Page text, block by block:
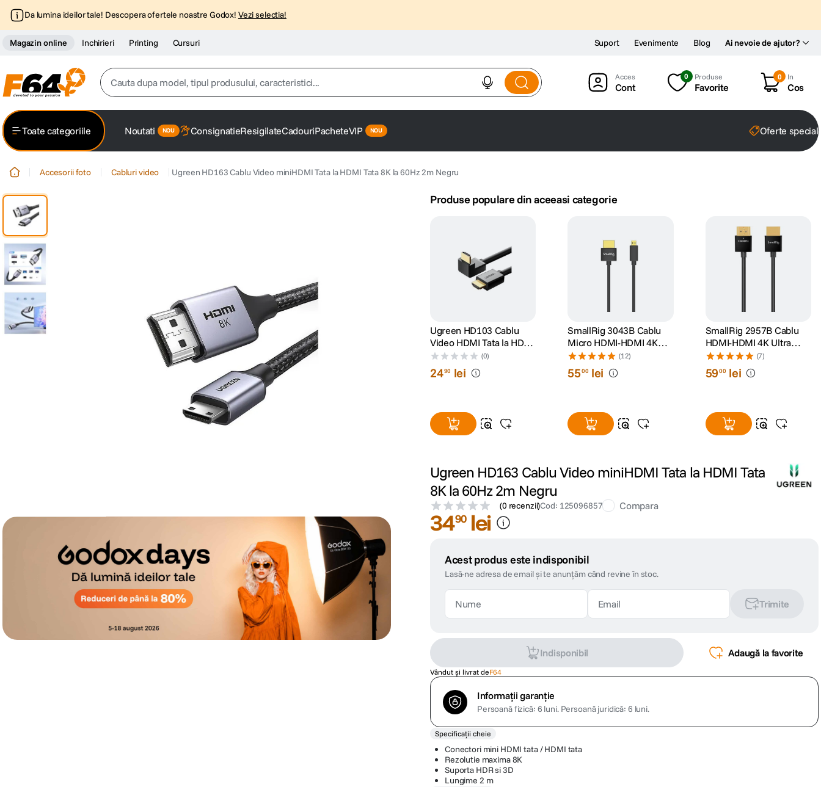
Da lumina ideilor tale! Descopera ofertele noastre Godox! Vezi selectia!
Magazin online Inchirieri Printing Cursuri Ai nevoie de ajutor?
Suport Evenimente Blog
Cauta dupa model, tipul produsului, caracteristici...
2. trepied
canon sx740 hs
card memorie
sony fx
dji osmo pocket 4
Cont
0 Produse
Favorite
0 In
Cos
Toate categoriile Noutati ConsignatieResigilateCadouriPacheteVIP Oferte
Accesorii foto Cabluri video Ugreen HD163 Cablu Video miniHDMI Tata la HDMI Tata 8K la 60Hz 2m Negru
Produse populare din aceeasi categorie
Ugreen HD103 Cablu
Video HDMI Tata la HDMI
Tata 4K la 30Hz Unghi 90
Drept 2m Negru
(0)
2490 lei
SmallRig 3043B Cablu
Micro HDMI-HDMI 4K
Ultra Slim 55cm
(12)
5500 lei
SmallRig 2957B Cablu
HDMI-HDMI 4K Ultra
Slim 55cm
(7)
5900 lei
Ugreen HD163 Cablu Video miniHDMI Tata la HDMI Tata
8K la 60Hz 2m Negru
(0 recenzii)Cod: 125096857 Compara
3490 lei
Acest produs este indisponibil
Lasă-ne adresa de email și te anunțăm când revine în stoc.
Trimite
Indisponibil Adaugă la favorite
Vândut și livrat deF64
Informații garanție
Persoană fizică: 6 luni. Persoană juridică: 6 luni.
Specificații cheie
Conectori mini HDMI tata / HDMI tata
Rezolutie maxima 8K
Suporta HDR si 3D
Lungime 2 m